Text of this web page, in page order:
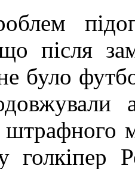
після
було
голкіпер